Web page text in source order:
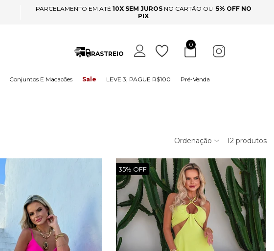
PARCELAMENTO EM ATÉ 10X SEM JUROSNO CARTÃO OU 5% OFF NO
PIX
RASTREIO
0
Conjuntos E Macacões Sale LEVE 3, PAGUE R$100 Pré-Venda
Ordenação 12 produtos
35% OFF